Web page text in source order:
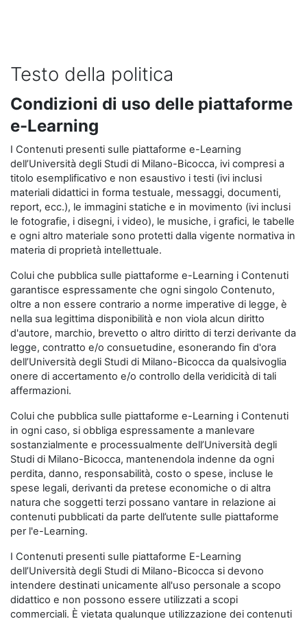
Testo della politica
Condizioni di uso delle piattaforme
e-Learning
I Contenuti presenti sulle piattaforme e-Learning
dell’Università degli Studi di Milano-Bicocca, ivi compresi a
titolo esemplificativo e non esaustivo i testi (ivi inclusi
materiali didattici in forma testuale, messaggi, documenti,
report, ecc.), le immagini statiche e in movimento (ivi inclusi
le fotografie, i disegni, i video), le musiche, i grafici, le tabelle
e ogni altro materiale sono protetti dalla vigente normativa in
materia di proprietà intellettuale.
Colui che pubblica sulle piattaforme e-Learning i Contenuti
garantisce espressamente che ogni singolo Contenuto,
oltre a non essere contrario a norme imperative di legge, è
nella sua legittima disponibilità e non viola alcun diritto
d'autore, marchio, brevetto o altro diritto di terzi derivante da
legge, contratto e/o consuetudine, esonerando fin d'ora
dell’Università degli Studi di Milano-Bicocca da qualsivoglia
onere di accertamento e/o controllo della veridicità di tali
affermazioni.
Colui che pubblica sulle piattaforme e-Learning i Contenuti
in ogni caso, si obbliga espressamente a manlevare
sostanzialmente e processualmente dell’Università degli
Studi di Milano-Bicocca, mantenendola indenne da ogni
perdita, danno, responsabilità, costo o spese, incluse le
spese legali, derivanti da pretese economiche o di altra
natura che soggetti terzi possano vantare in relazione ai
contenuti pubblicati da parte dell’utente sulle piattaforme
per l'e-Learning.
I Contenuti presenti sulle piattaforme E-Learning
dell’Università degli Studi di Milano-Bicocca si devono
intendere destinati unicamente all'uso personale a scopo
didattico e non possono essere utilizzati a scopi
commerciali. È vietata qualunque utilizzazione dei contenuti